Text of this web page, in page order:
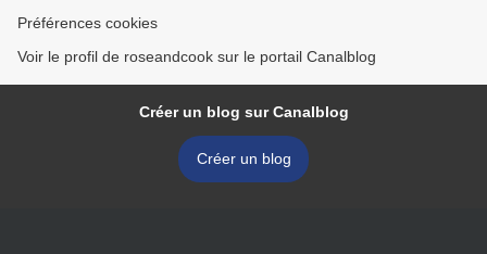
Préférences cookies
Voir le profil de roseandcook sur le portail Canalblog
Créer un blog sur Canalblog
Créer un blog